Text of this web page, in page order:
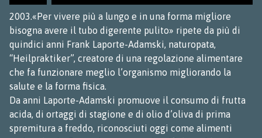
2003.«Per vivere più a lungo e in una forma migliore
bisogna avere il tubo digerente pulito» ripete da più di
quindici anni Frank Laporte-Adamski, naturopata,
“Heilpraktiker”, creatore di una regolazione alimentare
che fa funzionare meglio l’organismo migliorando la
salute e la forma fisica.
Da anni Laporte-Adamski promuove il consumo di frutta
acida, di ortaggi di stagione e di olio d’oliva di prima
spremitura a freddo, riconosciuti oggi come alimenti